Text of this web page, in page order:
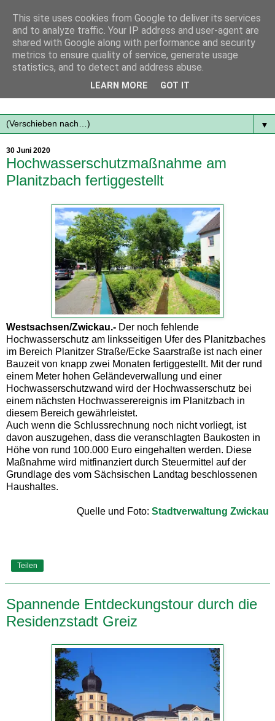
Mit frischen Themen aus der Region immer auf dem
▼
30 Juni 2020
Hochwasserschutzmaßnahme am
Planitzbach fertiggestellt
Westsachsen/Zwickau.- Der noch fehlende
Hochwasserschutz am linksseitigen Ufer des Planitzbaches
im Bereich Planitzer Straße/Ecke Saarstraße ist nach einer
Bauzeit von knapp zwei Monaten fertiggestellt. Mit der rund
einem Meter hohen Geländeverwallung und einer
Hochwasserschutzwand wird der Hochwasserschutz bei
einem nächsten Hochwasserereignis im Planitzbach in
diesem Bereich gewährleistet.
Auch wenn die Schlussrechnung noch nicht vorliegt, ist
davon auszugehen, dass die veranschlagten Baukosten in
Höhe von rund 100.000 Euro eingehalten werden. Diese
Maßnahme wird mitfinanziert durch Steuermittel auf der
Grundlage des vom Sächsischen Landtag beschlossenen
Haushaltes.
Quelle und Foto: Stadtverwaltung Zwickau
Teilen
Spannende Entdeckungstour durch die
Residenzstadt Greiz
This site uses cookies from Google to deliver its services
and to analyze traffic. Your IP address and user-agent are
shared with Google along with performance and security
metrics to ensure quality of service, generate usage
statistics, and to detect and address abuse.
LEARN MORE GOT IT